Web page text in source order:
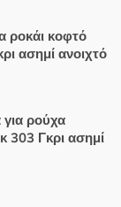
ροκάι κοφτό
ασημί ανοιχτό
ρούχα
303 Γκρι ασημί